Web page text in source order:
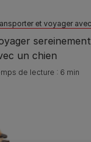
et voyager
un chien
de lecture : 6 min